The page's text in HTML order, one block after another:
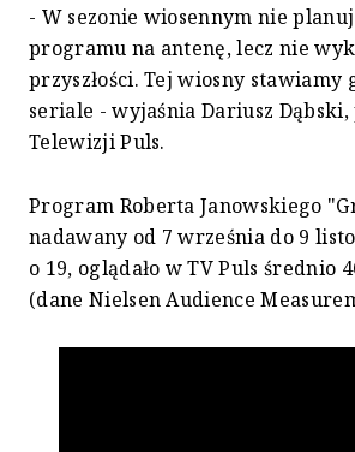
- W sezonie wiosennym nie
programu na antenę, lecz nie
przyszłości. Tej wiosny stawiamy
seriale - wyjaśnia Dariusz Dąbski,
Telewizji Puls.
Program Roberta Janowskiego
nadawany od 7 września do 9
o 19, oglądało w TV Puls średnio
(dane Nielsen Audience